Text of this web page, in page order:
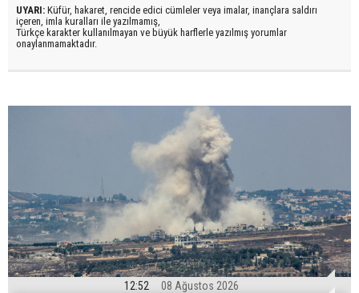
UYARI: Küfür, hakaret, rencide edici cümleler veya imalar, inançlara saldırı
içeren, imla kuralları ile yazılmamış,
Türkçe karakter kullanılmayan ve büyük harflerle yazılmış yorumlar
onaylanmamaktadır.
12:52 08 Ağustos 2026